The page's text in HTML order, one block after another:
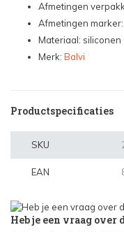
Afmetingen
Afmetingen marker:
Materiaal: siliconen
Merk: Balvi
Productspecificaties
SKU
EAN
Heb je een vraag over